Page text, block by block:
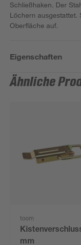
Schließhaken. Der
Löchern ausgestattet.
Oberfläche auf.
Eigenschaften
Ähnliche
toom
mm